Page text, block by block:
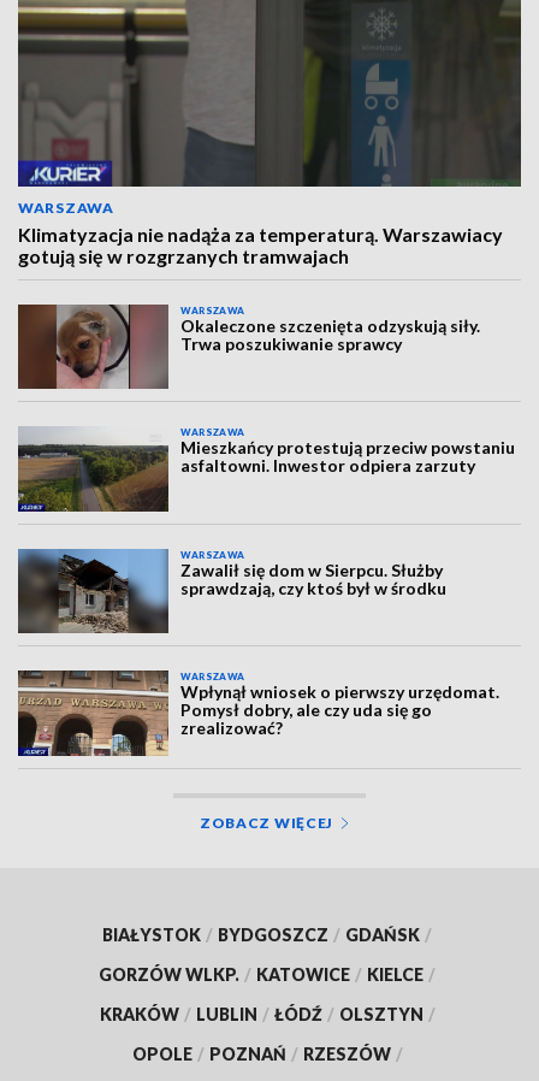
WARSZAWA
Klimatyzacja nie nadąża za temperaturą. Warszawiacy
gotują się w rozgrzanych tramwajach
WARSZAWA
Okaleczone szczenięta odzyskują siły.
Trwa poszukiwanie sprawcy
WARSZAWA
Mieszkańcy protestują przeciw powstaniu
asfaltowni. Inwestor odpiera zarzuty
WARSZAWA
Zawalił się dom w Sierpcu. Służby
sprawdzają, czy ktoś był w środku
WARSZAWA
Wpłynął wniosek o pierwszy urzędomat.
Pomysł dobry, ale czy uda się go
zrealizować?
ZOBACZ WIĘCEJ
BIAŁYSTOK / BYDGOSZCZ / GDAŃSK /
GORZÓW WLKP. / KATOWICE / KIELCE /
KRAKÓW / LUBLIN / ŁÓDŹ / OLSZTYN /
OPOLE / POZNAŃ / RZESZÓW /